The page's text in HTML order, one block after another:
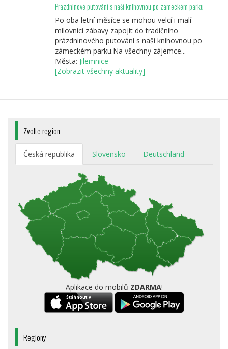
Prázdninové putování s naší knihovnou po zámeckém parku
Po oba letní měsíce se mohou velcí i malí
milovníci zábavy zapojit do tradičního
prázdninového putování s naší knihovnou po
zámeckém parku.Na všechny zájemce...
Města: Jilemnice
[Zobrazit všechny aktuality]
Zvolte region
Česká republika Slovensko Deutschland
Aplikace do mobilů ZDARMA!
Regiony